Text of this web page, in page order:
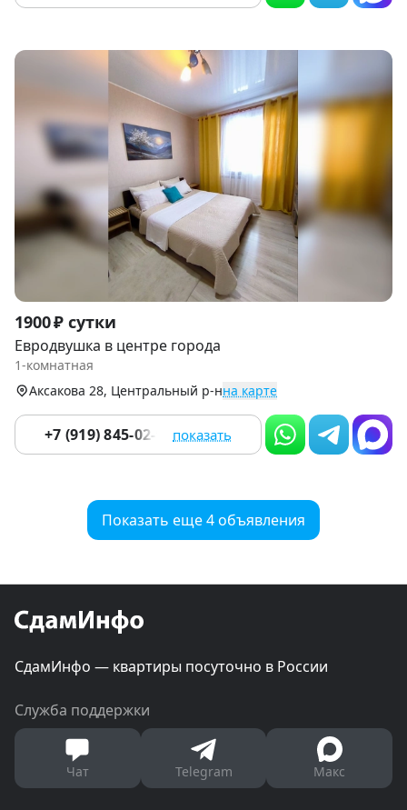
Item
1
of
1900 ₽ сутки
Евродвушка в центре города
1-комнатная
Аксакова 28, Центральный р-нна карте
+7 (919) 845-02-90 показать
Показать еще 4 объявления
СдамИнфо — квартиры посуточно в России
Служба поддержки
Чат Telegram Макс